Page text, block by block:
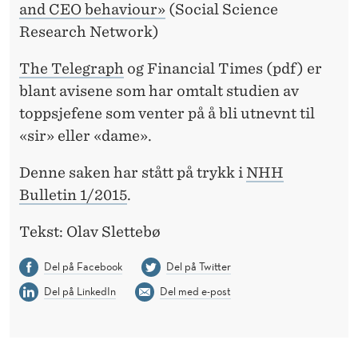
and CEO behaviour» (Social Science
Research Network)
The Telegraph og Financial Times (pdf) er
blant avisene som har omtalt studien av
toppsjefene som venter på å bli utnevnt til
«sir» eller «dame».
Denne saken har stått på trykk iNHH
Bulletin 1/2015.
Tekst: Olav Slettebø
Del på Facebook
Del på Twitter
Del på LinkedIn
Del med e-post